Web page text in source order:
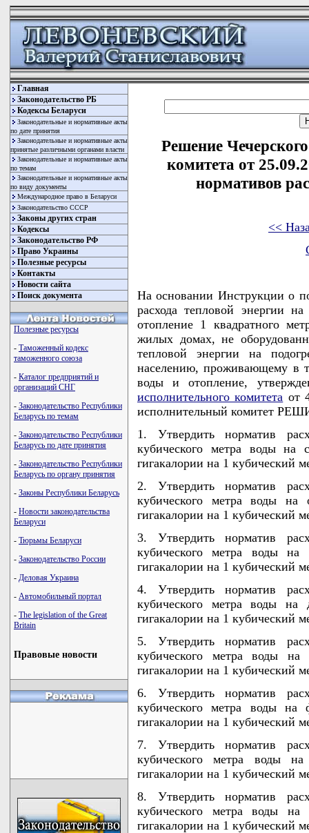
Главная
Законодательство РБ
Кодексы Беларуси
Законодательные и нормативные акты
по дате принятия
Законодательные и нормативные акты
принятые различными органами власти
Законодательные и нормативные акты
по темам
Законодательные и нормативные акты
по виду документы
Международное право в Беларуси
Законодательство СССР
Законы других стран
Кодексы
Законодательство РФ
Право Украины
Полезные ресурсы
Контакты
Новости сайта
Поиск документа
Полезные ресурсы
- Таможенный кодекс
таможенного союза
- Каталог предприятий и
организаций СНГ
- Законодательство Республики
Беларусь по темам
- Законодательство Республики
Беларусь по дате принятия
- Законодательство Республики
Беларусь по органу принятия
- Законы Республики Беларусь
- Новости законодательства
Беларуси
- Тюрьмы Беларуси
- Законодательство России
- Деловая Украина
- Автомобильный портал
- The legislation of the Great
Britain
Правовые новости
Решение
комитета от
нормативов
<<
На основании Инструкции о
расхода тепловой энергии
отопление 1 квадратного
жилых домах, не
тепловой энергии на
населению, проживающему в
воды и отопление,
исполнительного комитета от
исполнительный комитет
1. Утвердить норматив
кубического метра воды на
гигакалории на 1 кубический
2. Утвердить норматив
кубического метра воды на
гигакалории на 1 кубический
3. Утвердить норматив
кубического метра воды на
гигакалории на 1 кубический
4. Утвердить норматив
кубического метра воды на
гигакалории на 1 кубический
5. Утвердить норматив
кубического метра воды на
гигакалории на 1 кубический
6. Утвердить норматив
кубического метра воды на
гигакалории на 1 кубический
7. Утвердить норматив
кубического метра воды
гигакалории на 1 кубический
8. Утвердить норматив
кубического метра воды на
гигакалории на 1 кубический